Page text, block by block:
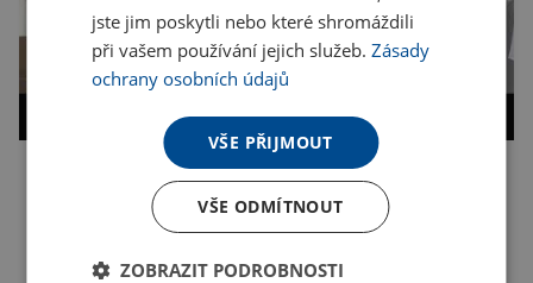
Kopírovat odkaz
jste jim poskytli nebo které shromáždili
při vašem používání jejich služeb.Zásady
ochrany osobních údajů
VŠE PŘIJMOUT
VŠE ODMÍTNOUT
ZOBRAZIT PODROBNOSTI